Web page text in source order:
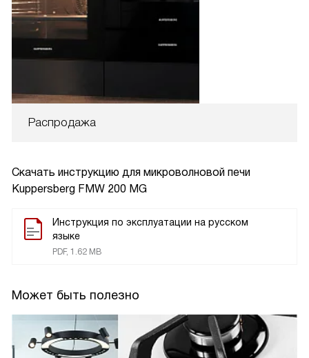
Распродажа
Скачать инструкцию для микроволновой печи
Kuppersberg FMW 200 MG
Инструкция по эксплуатации на русском
языке
PDF, 1.62 MB
Может быть полезно